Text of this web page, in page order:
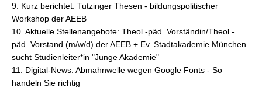
9. Kurz berichtet: Tutzinger Thesen - bildungspolitischer
Workshop der AEEB
10. Aktuelle Stellenangebote: Theol.-päd. Vorständin/Theol.-
päd. Vorstand (m/w/d) der AEEB + Ev. Stadtakademie München
sucht Studienleiter*in "Junge Akademie"
11. Digital-News: Abmahnwelle wegen Google Fonts - So
handeln Sie richtig